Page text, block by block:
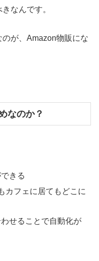
なんです。
が、Amazon物販にな
なのか？
きる
カフェに居てもどこに
せることで自動化が